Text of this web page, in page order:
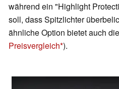
während ein "Highlight
soll, dass Spitzlichter
ähnliche Option bietet auch
Preisvergleich ).